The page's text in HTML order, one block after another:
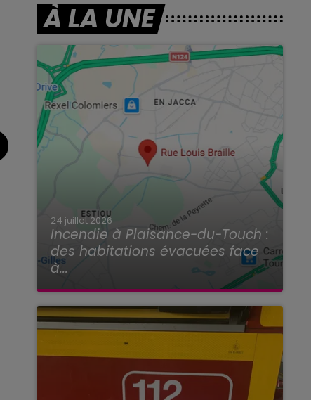
À LA UNE
24 juillet 2026
Incendie à Plaisance-du-Touch :
des habitations évacuées face
à...